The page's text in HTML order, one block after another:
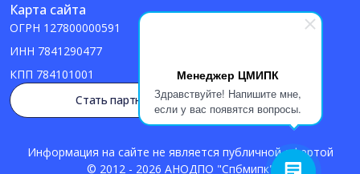
Менеджер ЦМИПК
Здравствуйте! Напишите мне,
если у вас появятся вопросы.
Карта сайта
ОГРН 127800000591
ИНН 7841290477
КПП 784101001
Стать партнером
Информация на сайте не является публичной офертой
© 2012 - 2026 АНОДПО "Спбмипк"